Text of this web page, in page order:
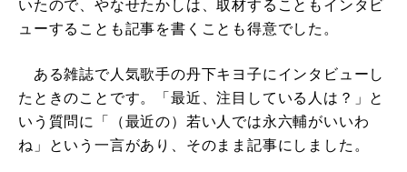
いたので、やなせたかしは、取材することもインタビ
ューすることも記事を書くことも得意でした。
ある雑誌で人気歌手の丹下キヨ子にインタビューし
たときのことです。「最近、注目している人は？」と
いう質問に「（最近の）若い人では永六輔がいいわ
ね」という一言があり、そのまま記事にしました。